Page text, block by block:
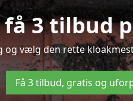
3 tilbud
vælg den rette
Få 3 tilbud, gratis og